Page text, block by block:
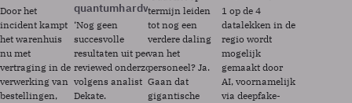
Door het
incident kampt
het warenhuis
nu met
vertraging in de
verwerking van
bestellingen,
quantumhardware
‘Nog geen
succesvolle
resultaten uit peer
reviewed onderzoek’,
volgens analist
Dekate.
termijn leiden
tot nog een
verdere daling
van het
personeel? Ja.
Gaan dat
gigantische
1 op de 4
datalekken in de
regio wordt
mogelijk
gemaakt door
AI, voornamelijk
via deepfake-